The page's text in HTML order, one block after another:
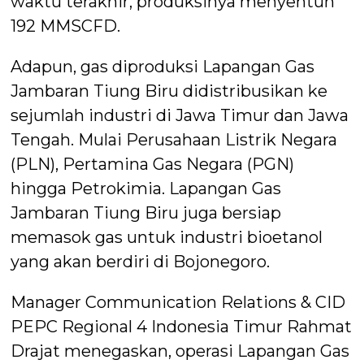
192 MMSCFD.
Adapun, gas diproduksi Lapangan Gas
Jambaran Tiung Biru didistribusikan ke
sejumlah industri di Jawa Timur dan Jawa
Tengah. Mulai Perusahaan Listrik Negara
(PLN), Pertamina Gas Negara (PGN)
hingga Petrokimia. Lapangan Gas
Jambaran Tiung Biru juga bersiap
memasok gas untuk industri bioetanol
yang akan berdiri di Bojonegoro.
Manager Communication Relations & CID
PEPC Regional 4 Indonesia Timur Rahmat
Drajat menegaskan, operasi Lapangan Gas